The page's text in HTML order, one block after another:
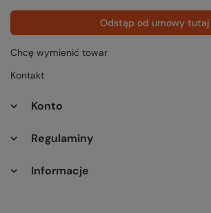
Odstąp od umowy tutaj
Chcę wymienić towar
Kontakt
Konto
Regulaminy
Informacje